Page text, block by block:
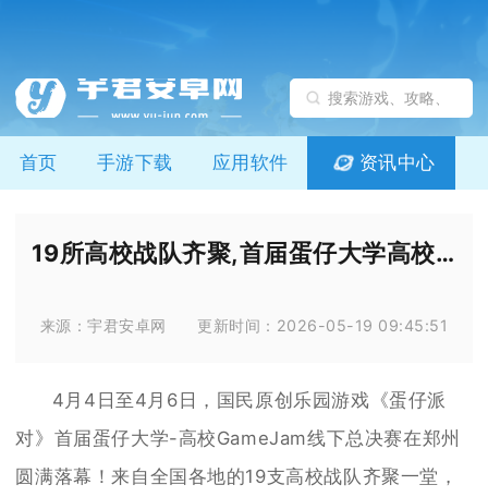
首页 手游下载 应用软件 资讯中心
19所高校战队齐聚,首届蛋仔大学高校GameJam总决赛圆满落幕
来源：宇君安卓网 更新时间：2026-05-19 09:45:51
4月4日至4月6日，国民原创乐园游戏《蛋仔派
对》首届蛋仔大学-高校GameJam线下总决赛在郑州
圆满落幕！来自全国各地的19支高校战队齐聚一堂，